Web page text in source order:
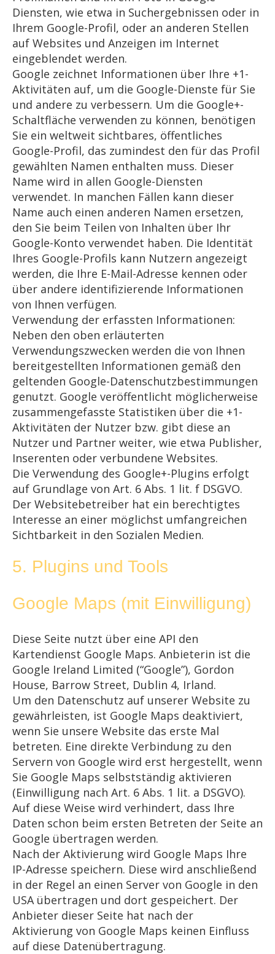
Diensten, wie etwa in Suchergebnissen oder in
Ihrem Google-Profil, oder an anderen Stellen
auf Websites und Anzeigen im Internet
eingeblendet werden.
Google zeichnet Informationen über Ihre +1-
Aktivitäten auf, um die Google-Dienste für Sie
und andere zu verbessern. Um die Google+-
Schaltfläche verwenden zu können, benötigen
Sie ein weltweit sichtbares, öffentliches
Google-Profil, das zumindest den für das Profil
gewählten Namen enthalten muss. Dieser
Name wird in allen Google-Diensten
verwendet. In manchen Fällen kann dieser
Name auch einen anderen Namen ersetzen,
den Sie beim Teilen von Inhalten über Ihr
Google-Konto verwendet haben. Die Identität
Ihres Google-Profils kann Nutzern angezeigt
werden, die Ihre E-Mail-Adresse kennen oder
über andere identifizierende Informationen
von Ihnen verfügen.
Verwendung der erfassten Informationen:
Neben den oben erläuterten
Verwendungszwecken werden die von Ihnen
bereitgestellten Informationen gemäß den
geltenden Google-Datenschutzbestimmungen
genutzt. Google veröffentlicht möglicherweise
zusammengefasste Statistiken über die +1-
Aktivitäten der Nutzer bzw. gibt diese an
Nutzer und Partner weiter, wie etwa Publisher,
Inserenten oder verbundene Websites.
Die Verwendung des Google+-Plugins erfolgt
auf Grundlage von Art. 6 Abs. 1 lit. f DSGVO.
Der Websitebetreiber hat ein berechtigtes
Interesse an einer möglichst umfangreichen
Sichtbarkeit in den Sozialen Medien.
5. Plugins und Tools
Google Maps (mit Einwilligung)
Diese Seite nutzt über eine API den
Kartendienst Google Maps. Anbieterin ist die
Google Ireland Limited (“Google”), Gordon
House, Barrow Street, Dublin 4, Irland.
Um den Datenschutz auf unserer Website zu
gewährleisten, ist Google Maps deaktiviert,
wenn Sie unsere Website das erste Mal
betreten. Eine direkte Verbindung zu den
Servern von Google wird erst hergestellt, wenn
Sie Google Maps selbstständig aktivieren
(Einwilligung nach Art. 6 Abs. 1 lit. a DSGVO).
Auf diese Weise wird verhindert, dass Ihre
Daten schon beim ersten Betreten der Seite an
Google übertragen werden.
Nach der Aktivierung wird Google Maps Ihre
IP-Adresse speichern. Diese wird anschließend
in der Regel an einen Server von Google in den
USA übertragen und dort gespeichert. Der
Anbieter dieser Seite hat nach der
Aktivierung von Google Maps keinen Einfluss
auf diese Datenübertragung.